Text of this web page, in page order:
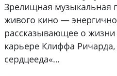
Зрелищная музыкальная
живого кино —
рассказывающее о
карьере Клиффа Ричарда,
сердцееда«…